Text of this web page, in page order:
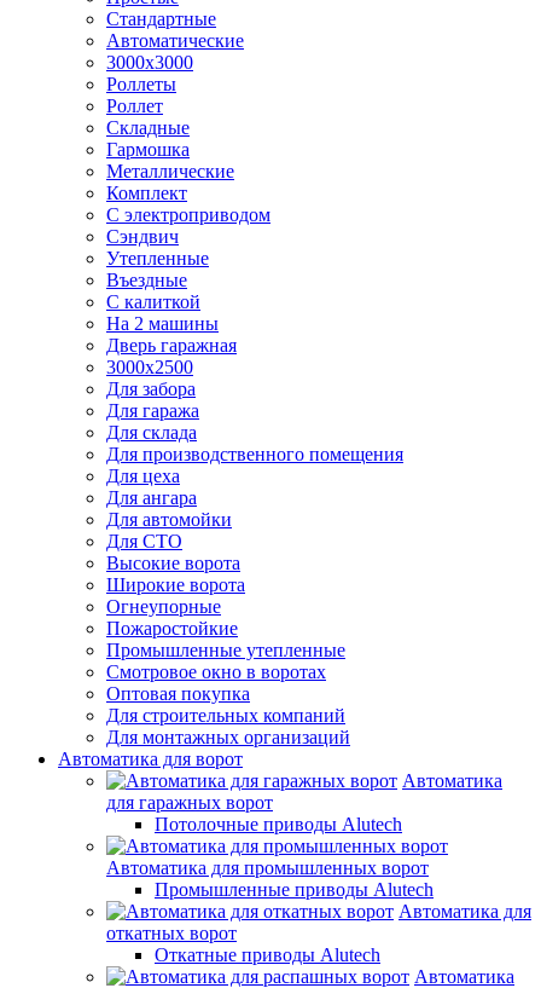
Стандартные
Автоматические
3000х3000
Роллеты
Роллет
Складные
Гармошка
Металлические
Комплект
С электроприводом
Сэндвич
Утепленные
Въездные
С калиткой
На 2 машины
Дверь гаражная
3000х2500
Для забора
Для гаража
Для склада
Для производственного помещения
Для цеха
Для ангара
Для автомойки
Для СТО
Высокие ворота
Широкие ворота
Огнеупорные
Пожаростойкие
Промышленные утепленные
Смотровое окно в воротах
Оптовая покупка
Для строительных компаний
Для монтажных организаций
Автоматика для ворот
Автоматика
для гаражных ворот
Потолочные приводы Alutech
Автоматика для промышленных ворот
Промышленные приводы Alutech
Автоматика для
откатных ворот
Откатные приводы Alutech
Автоматика